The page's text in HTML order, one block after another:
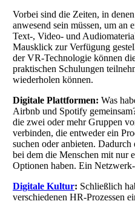
Vorbei sind die Zeiten, in
anwesend sein müssen, um an
Text-, Video- und
Mausklick zur Verfügung
der VR-Technologie können
praktischen Schulungen
wiederholen können.
Digitale Plattformen: Was
Airbnb und Spotify
die zwei oder mehr Gruppen
verbinden, die entweder ein
suchen oder anbieten. Dadurch
bei dem die Menschen mit nur
Optionen haben. Ein
Digitale Kultur: Schließlich
verschiedenen HR-Prozessen